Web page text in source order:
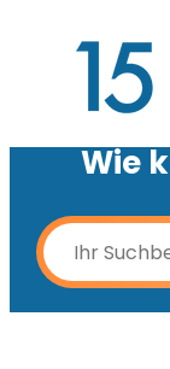
Wie